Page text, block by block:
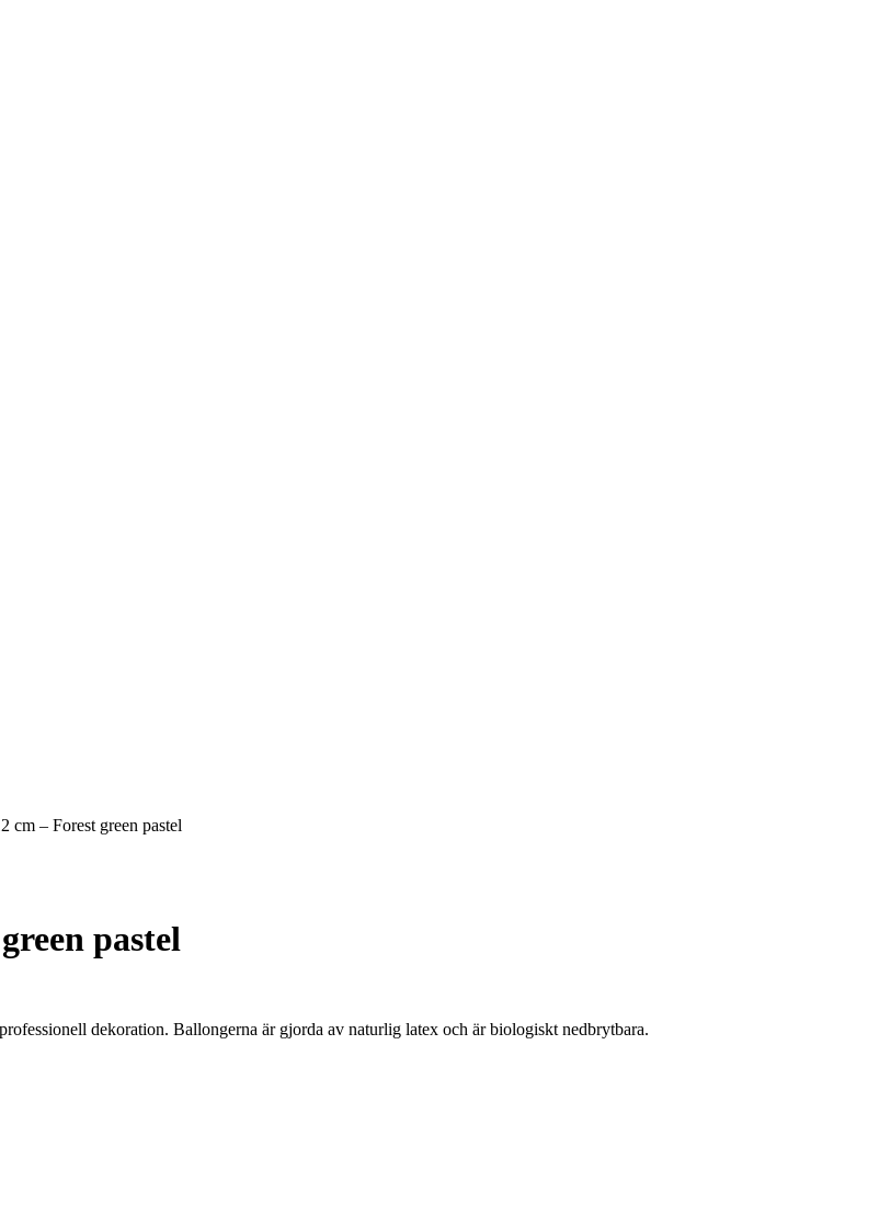
cm – Forest green pastel
pastel
dekoration. Ballongerna är gjorda av naturlig latex och är biologiskt nedbrytbara.